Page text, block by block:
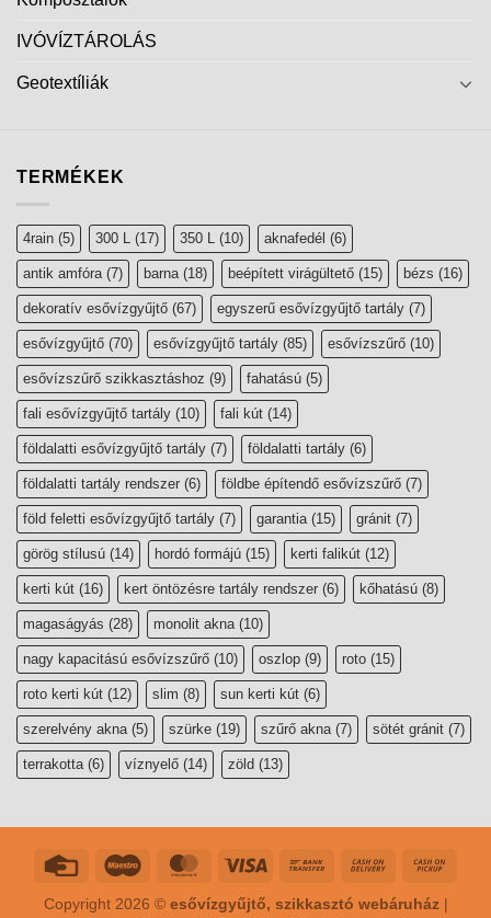
IVÓVÍZTÁROLÁS
Geotextíliák
TERMÉKEK
4rain (5) 300 L (17) 350 L (10) aknafedél (6)
antik amfóra (7) barna (18) beépített virágültető (15) bézs (16)
dekoratív esővízgyűjtő (67) egyszerű esővízgyűjtő tartály (7)
esővízgyűjtő (70) esővízgyűjtő tartály (85) esővízszűrő (10)
esővízszűrő szikkasztáshoz (9) fahatású (5)
fali esővízgyűjtő tartály (10) fali kút (14)
földalatti esővízgyűjtő tartály (7) földalatti tartály (6)
földalatti tartály rendszer (6) földbe építendő esővízszűrő (7)
föld feletti esővízgyűjtő tartály (7) garantia (15) gránit (7)
görög stílusú (14) hordó formájú (15) kerti falikút (12)
kerti kút (16) kert öntözésre tartály rendszer (6) kőhatású (8)
magaságyás (28) monolit akna (10)
nagy kapacitású esővízszűrő (10) oszlop (9) roto (15)
roto kerti kút (12) slim (8) sun kerti kút (6)
szerelvény akna (5) szürke (19) szűrő akna (7) sötét gránit (7)
terrakotta (6) víznyelő (14) zöld (13)
Copyright 2026 © esővízgyűjtő, szikkasztó webáruház|